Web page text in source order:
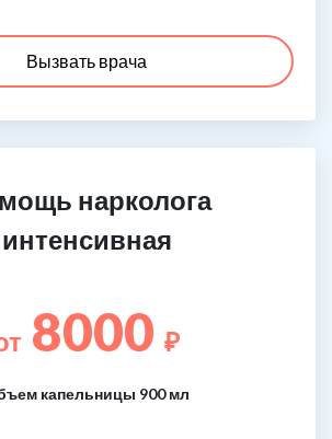
Вызвать врача
нарколога
интенсивная
8000 ₽
капельницы 900 мл